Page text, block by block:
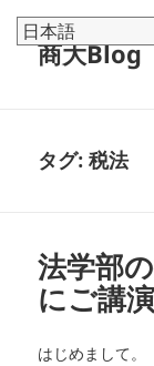
商大Blog
タグ:税法
法学部
にご講
はじめまして。